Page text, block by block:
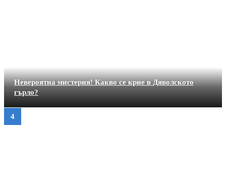
Невероятна мистерия! Какво се крие в Дяволското
гърло?